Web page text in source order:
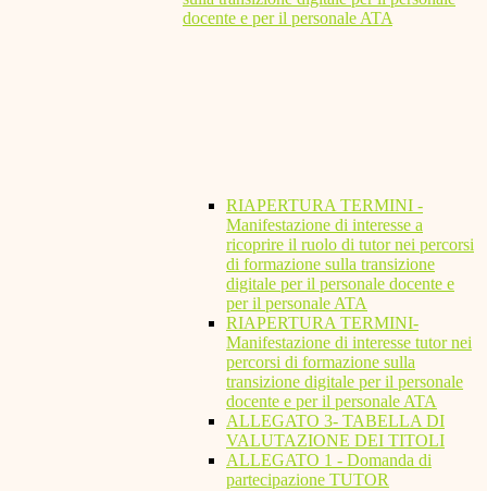
docente e per il personale ATA
RIAPERTURA TERMINI -
Manifestazione di interesse a
ricoprire il ruolo di tutor nei percorsi
di formazione sulla transizione
digitale per il personale docente e
per il personale ATA
RIAPERTURA TERMINI-
Manifestazione di interesse tutor nei
percorsi di formazione sulla
transizione digitale per il personale
docente e per il personale ATA
ALLEGATO 3- TABELLA DI
VALUTAZIONE DEI TITOLI
ALLEGATO 1 - Domanda di
partecipazione TUTOR